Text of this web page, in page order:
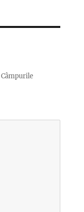
Câmpurile